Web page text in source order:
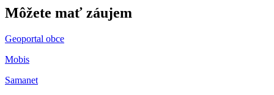
Môžete mať záujem
Geoportal obce
Mobis
Samanet